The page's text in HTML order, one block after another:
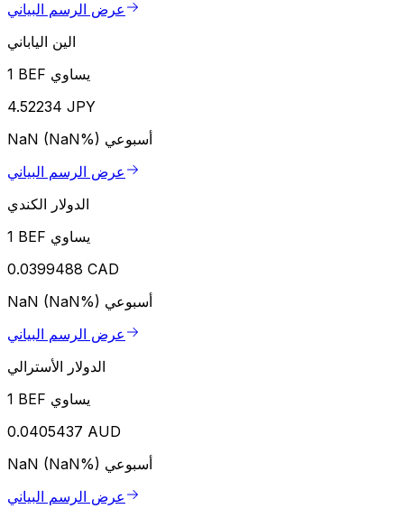
عرض الرسم البياني
الين الياباني
1 BEF يساوي
4.52234 JPY
NaN (NaN%) أسبوعي
عرض الرسم البياني
الدولار الكندي
1 BEF يساوي
0.0399488 CAD
NaN (NaN%) أسبوعي
عرض الرسم البياني
الدولار الأسترالي
1 BEF يساوي
0.0405437 AUD
NaN (NaN%) أسبوعي
عرض الرسم البياني